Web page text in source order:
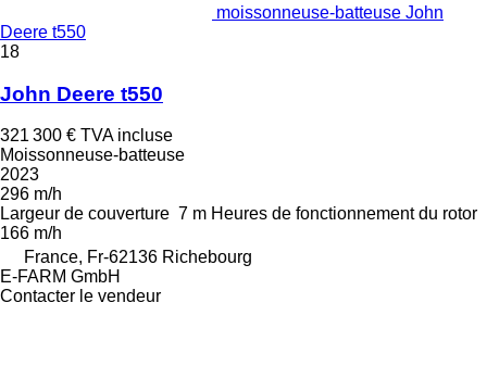
moissonneuse-batteuse John
Deere t550
18
John Deere t550
321 300 € TVA incluse
Moissonneuse-batteuse
2023
296 m/h
Largeur de couverture 7 m Heures de fonctionnement du rotor
166 m/h
France, Fr-62136 Richebourg
E-FARM GmbH
Contacter le vendeur